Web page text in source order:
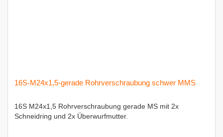
16S-M24x1,5-gerade Rohrverschraubung schwer MMS
16S M24x1,5 Rohrverschraubung gerade MS mit 2x
Schneidring und 2x Überwurfmutter.